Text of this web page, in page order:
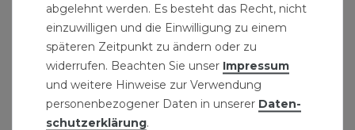
abgelehnt werden. Es besteht das Recht, nicht
einzuwilligen und die Einwilligung zu einem
späteren Zeitpunkt zu ändern oder zu
widerrufen. Beachten Sie unser Impressum
und weitere Hinweise zur Verwendung
personenbezogener Daten in unserer Daten­
schutz­erklärung.